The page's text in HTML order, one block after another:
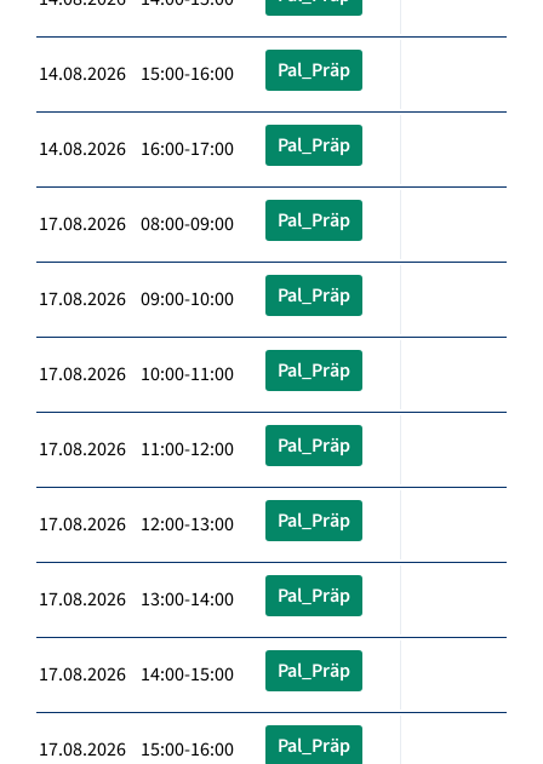
14.08.2026 15:00-16:00 Pal_Präp
14.08.2026 16:00-17:00 Pal_Präp
17.08.2026 08:00-09:00 Pal_Präp
17.08.2026 09:00-10:00 Pal_Präp
17.08.2026 10:00-11:00 Pal_Präp
17.08.2026 11:00-12:00 Pal_Präp
17.08.2026 12:00-13:00 Pal_Präp
17.08.2026 13:00-14:00 Pal_Präp
17.08.2026 14:00-15:00 Pal_Präp
17.08.2026 15:00-16:00 Pal_Präp